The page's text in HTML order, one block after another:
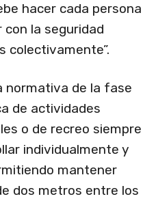
hacer cada persona
la seguridad
colectivamente”.
normativa de la fase
de actividades
o de recreo siempre
individualmente y
mantener
dos metros entre los